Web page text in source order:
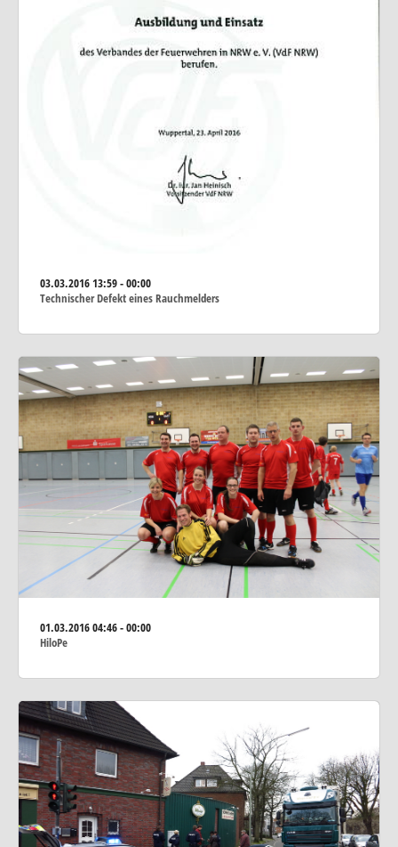
03.03.201613:59 - 00:00
Technischer Defekt eines Rauchmelders
01.03.201604:46 - 00:00
HiloPe